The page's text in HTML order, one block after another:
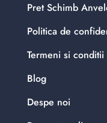
Pret Schimb
Politica de
Termeni si conditii
Blog
Despe noi